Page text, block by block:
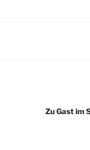
Zu Gast im